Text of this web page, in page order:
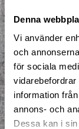
Denna
Vi använder
och
för sociala
vidarebefordrar
information
annons- och
Dessa kan i
LAN
Multisport
Mässa
NPF-Träning
Parkour